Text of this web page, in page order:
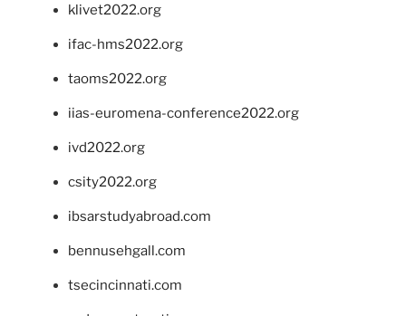
klivet2022.org
ifac-hms2022.org
taoms2022.org
iias-euromena-conference2022.org
ivd2022.org
csity2022.org
ibsarstudyabroad.com
bennusehgall.com
tsecincinnati.com